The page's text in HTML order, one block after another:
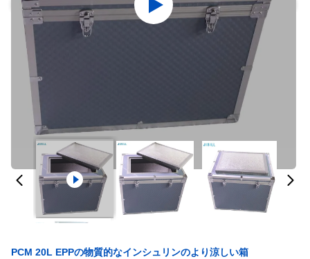
PCM 20L EPPの物質的なインシュリンのより涼しい箱